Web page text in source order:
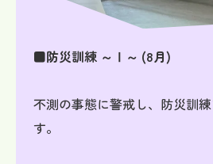
■防災訓練 ～Ⅰ～ (8月)
不測の事態に警戒し、防災訓
す。